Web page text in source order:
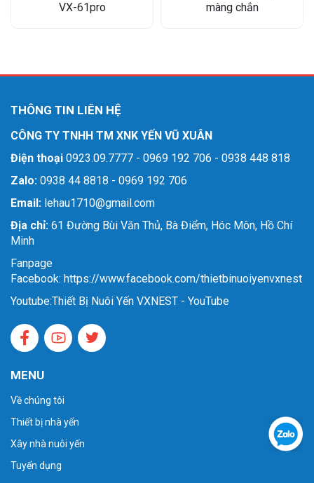
VX-61pro
màng chắn
THÔNG TIN LIÊN HỆ
CÔNG TY TNHH TM XNK YẾN VŨ XUÂN
Điện thoại 0923.09.7777 - 0969 192 706 - 0938 448 818
Zalo: 0938 44 8818 - 0969 192 706
Email: lehau1710@gmail.com
Địa chỉ: 61 Đường Bùi Văn Thủ, Bà Điểm, Hóc Môn, Hồ Chí
Minh
Fanpage
Facebook: https://www.facebook.com/thietbinuoiyenvxnest
Youtube:Thiết Bị Nuôi Yến VXNEST - YouTube
MENU
Về chúng tôi
Thiết bị nhà yến
Xây nhà nuôi yến
Tuyển dụng